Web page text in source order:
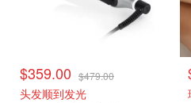
$359.00 $479.00
头发顺到发光